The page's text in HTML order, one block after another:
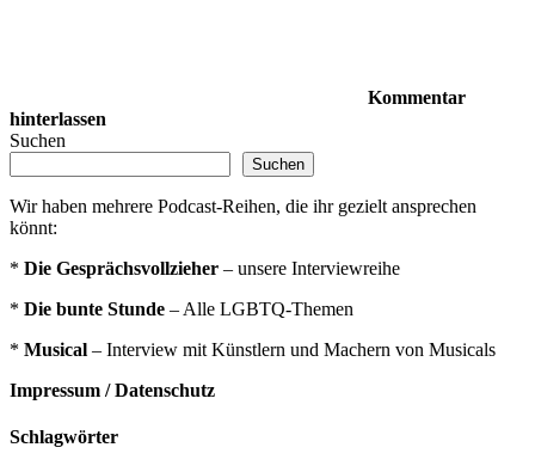
Kommentar
hinterlassen
Suchen
Suchen
Wir haben mehrere Podcast-Reihen, die ihr gezielt ansprechen
könnt:
* Die Gesprächsvollzieher – unsere Interviewreihe
* Die bunte Stunde – Alle LGBTQ-Themen
* Musical – Interview mit Künstlern und Machern von Musicals
Impressum / Datenschutz
Schlagwörter